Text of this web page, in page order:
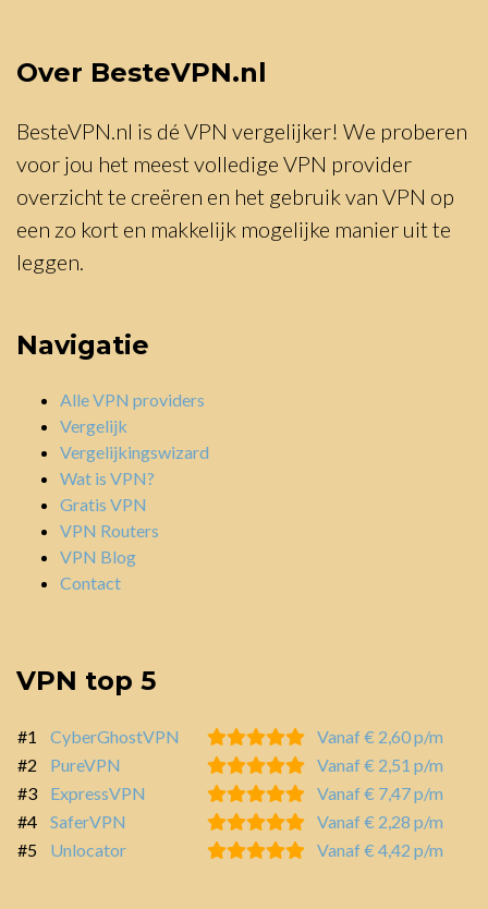
Over BesteVPN.nl
BesteVPN.nl is dé VPN vergelijker! We proberen
voor jou het meest volledige VPN provider
overzicht te creëren en het gebruik van VPN op
een zo kort en makkelijk mogelijke manier uit te
leggen.
Navigatie
Alle VPN providers
Vergelijk
Vergelijkingswizard
Wat is VPN?
Gratis VPN
VPN Routers
VPN Blog
Contact
VPN top 5
#1 CyberGhostVPN
Vanaf € 2,60 p/m
#2
PureVPN
Vanaf € 2,51 p/m
#3
ExpressVPN
Vanaf € 7,47 p/m
#4
SaferVPN
Vanaf € 2,28 p/m
#5
Unlocator Vanaf € 4,42 p/m